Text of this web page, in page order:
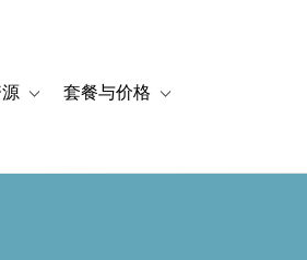
户故事
navigation for 解决方案
Toggle sub-navigation for 资源
套餐与价格 Toggle sub-navigation